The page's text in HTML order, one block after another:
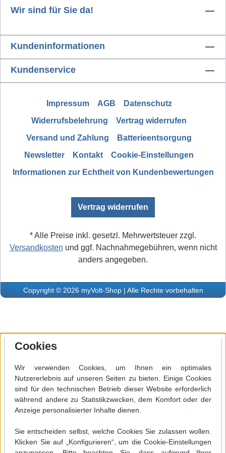
Station nach einiger Zeit automatisch in den
zwischen 0-99 Minuten programmiert werden.
Durch einen Sensor im Griff des Lötkolbens
schaltet die Station wieder in den Heiz- bzw.
Arbeitsmodus, sobald dieser in die Hand
genommen wird.Ein ESD sicheres Arbeiten
Potenzialausgleichsbuchse ermöglicht. Ein
passendes Anschlusskabel mit separater
Wir sind für Sie da!
Kundeninformationen
Kundenservice
Impressum AGB
Datenschutz
Widerrufsbelehrung
Vertrag widerrufen
Versand und Zahlung
Batterieentsorgung
Newsletter
Kontakt
Cookie-Einstellungen
Informationen zur Echtheit von Kundenbewertungen
Vertrag widerrufen
* Alle Preise inkl. gesetzl. Mehrwertsteuer zzgl.
Versandkosten und ggf. Nachnahmegebühren, wenn nicht
anders angegeben.
Copyright © 2026 myVolt-Shop | Alle Rechte vorbehalten
Cookies
Wir verwenden Cookies, um Ihnen ein optimales
Nutzererlebnis auf unseren Seiten zu bieten. Einige Cookies
sind für den technischen Betrieb dieser Website erforderlich
während andere zu Statistikzwecken, dem Komfort oder der
Anzeige personalisierter Inhalte dienen.
Sie entscheiden selbst, welche Cookies Sie zulassen wollen.
Klicken Sie auf „Konfigurieren“, um die Cookie-Einstellungen